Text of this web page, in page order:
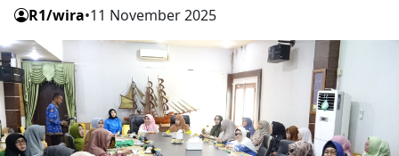
R1/wira•11 November 2025